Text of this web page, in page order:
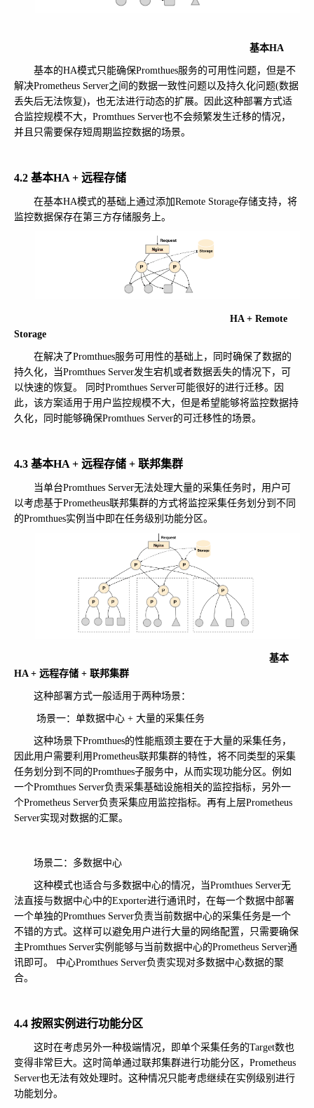
基本HA
基本的HA模式只能确保Promthues服务的可用性问题，但是不
解决Prometheus Server之间的数据一致性问题以及持久化问题(数据
丢失后无法恢复)，也无法进行动态的扩展。因此这种部署方式适
合监控规模不大，Promthues Server也不会频繁发生迁移的情况，
并且只需要保存短周期监控数据的场景。
4.2 基本HA + 远程存储
在基本HA模式的基础上通过添加Remote Storage存储支持，将
监控数据保存在第三方存储服务上。
HA + Remote
Storage
在解决了Promthues服务可用性的基础上，同时确保了数据的
持久化，当Promthues Server发生宕机或者数据丢失的情况下，可
以快速的恢复。 同时Promthues Server可能很好的进行迁移。因
此，该方案适用于用户监控规模不大，但是希望能够将监控数据持
久化，同时能够确保Promthues Server的可迁移性的场景。
4.3 基本HA + 远程存储 + 联邦集群
当单台Promthues Server无法处理大量的采集任务时，用户可
以考虑基于Prometheus联邦集群的方式将监控采集任务划分到不同
的Promthues实例当中即在任务级别功能分区。
基本
HA + 远程存储 + 联邦集群
这种部署方式一般适用于两种场景：
场景一：单数据中心 + 大量的采集任务
这种场景下Promthues的性能瓶颈主要在于大量的采集任务，
因此用户需要利用Prometheus联邦集群的特性，将不同类型的采集
任务划分到不同的Promthues子服务中，从而实现功能分区。例如
一个Promthues Server负责采集基础设施相关的监控指标，另外一
个Prometheus Server负责采集应用监控指标。再有上层Prometheus
Server实现对数据的汇聚。
场景二：多数据中心
这种模式也适合与多数据中心的情况，当Promthues Server无
法直接与数据中心中的Exporter进行通讯时，在每一个数据中部署
一个单独的Promthues Server负责当前数据中心的采集任务是一个
不错的方式。这样可以避免用户进行大量的网络配置，只需要确保
主Promthues Server实例能够与当前数据中心的Prometheus Server通
讯即可。 中心Promthues Server负责实现对多数据中心数据的聚
合。
4.4 按照实例进行功能分区
这时在考虑另外一种极端情况，即单个采集任务的Target数也
变得非常巨大。这时简单通过联邦集群进行功能分区，Prometheus
Server也无法有效处理时。这种情况只能考虑继续在实例级别进行
功能划分。